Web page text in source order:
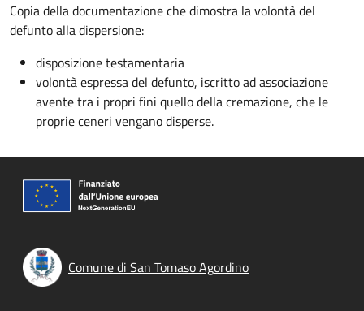
Copia della documentazione che dimostra la volontà del
defunto alla dispersione:
disposizione testamentaria
volontà espressa del defunto, iscritto ad associazione
avente tra i propri fini quello della cremazione, che le
proprie ceneri vengano disperse.
Comune di San Tomaso Agordino